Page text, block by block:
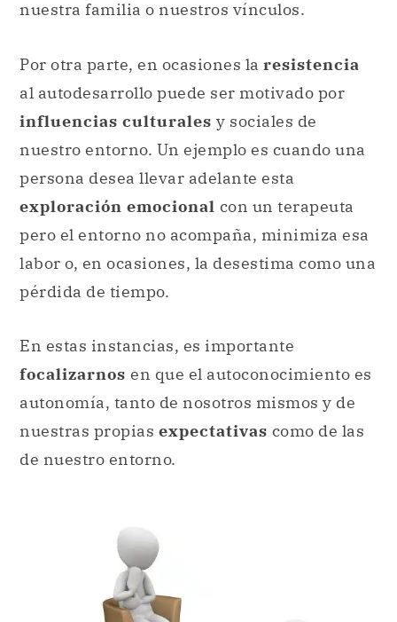
nuestra familia o nuestros vínculos.
Por otra parte, en ocasiones la resistencia
al autodesarrollo puede ser motivado por
influencias culturales y sociales de
nuestro entorno. Un ejemplo es cuando una
persona desea llevar adelante esta
exploración emocional con un terapeuta
pero el entorno no acompaña, minimiza esa
labor o, en ocasiones, la desestima como una
pérdida de tiempo.
En estas instancias, es importante
focalizarnos en que el autoconocimiento es
autonomía, tanto de nosotros mismos y de
nuestras propias expectativas como de las
de nuestro entorno.